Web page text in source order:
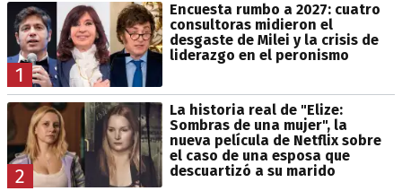
1
Encuesta rumbo a 2027: cuatro
consultoras midieron el
desgaste de Milei y la crisis de
liderazgo en el peronismo
2
La historia real de "Elize:
Sombras de una mujer", la
nueva película de Netflix sobre
el caso de una esposa que
descuartizó a su marido